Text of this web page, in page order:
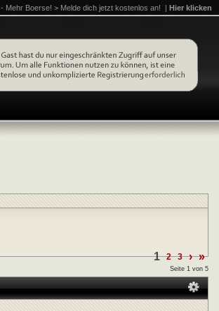
- Mehr Boerse! > Melde dich jetzt kostenlos an! | Hier klicken
1 2 3 › »
Seite 1 von 5